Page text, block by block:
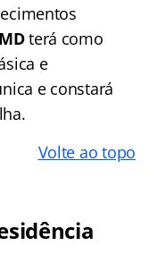
terá como
e
e constará
Volte ao topo